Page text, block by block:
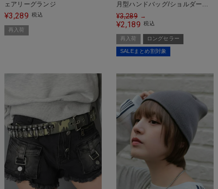
ェアリーグランジ
¥3,289 税込
再入荷
月型ハンドバッグ/ショルダーバ
ッグ#フェアリーグランジ
¥3,289 →
¥2,189 税込
再入荷 ロングセラー
SALEまとめ割対象